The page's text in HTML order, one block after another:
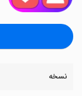
نسخه